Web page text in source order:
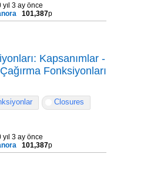
yıl 3 ay önce
101,387p
Kapsanımlar -
Fonksiyonları
Closures
yıl 3 ay önce
101,387p